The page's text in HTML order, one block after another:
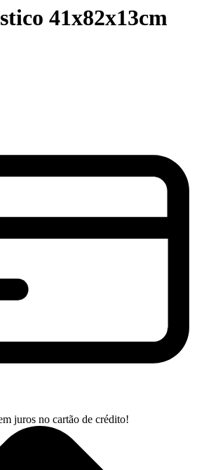
41x82x13cm
juros no cartão de crédito!